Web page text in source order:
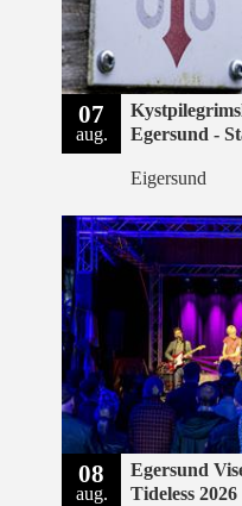
07
aug.
Egersund -
Eigersund
08
aug.
Egersund
Tideless 2026